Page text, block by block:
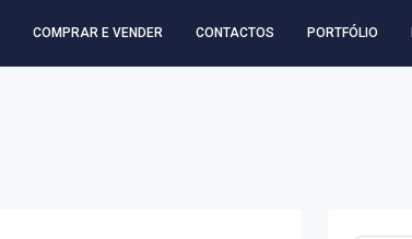
COMPRAR E VENDER CONTACTOS PORTFÓLIO